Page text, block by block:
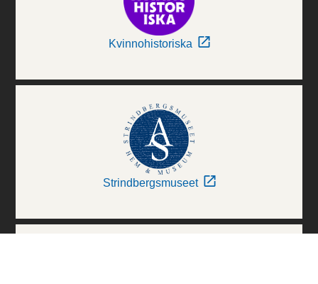
Kvinnohistoriska
Strindbergsmuseet